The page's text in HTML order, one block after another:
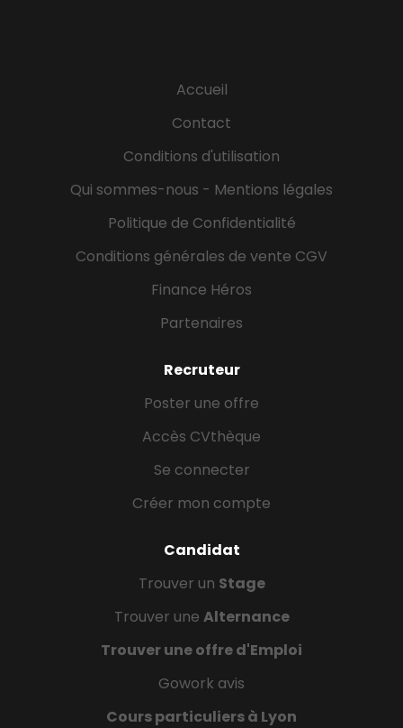
votre communication et votre accompagnement
aux besoins spécifiques de chaque personne. *
l'intimité des personnes accompagnées. *
Contribuer au maintien de...
Accueil
Contact
Conditions d'utilisation
Qui sommes-nous - Mentions légales
Politique de Confidentialité
Conditions générales de vente CGV
Finance Héros
Partenaires
Recruteur
Poster une offre
Accès CVthèque
Se connecter
Créer mon compte
Candidat
Trouver un Stage
Trouver une Alternance
Trouver une offre d'Emploi
Gowork avis
Cours particuliers à Lyon